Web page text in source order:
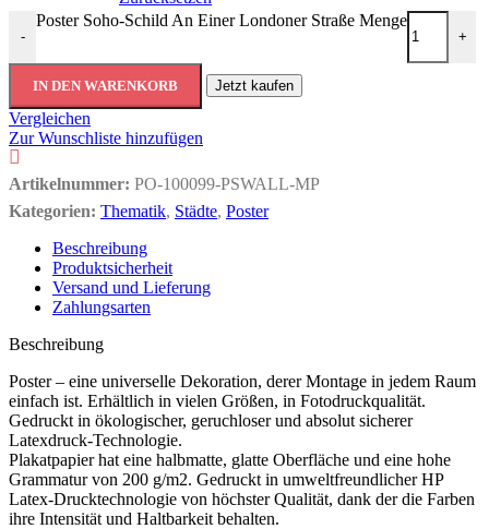
-
Poster Soho-Schild An Einer Londoner Straße Menge
+
IN DEN WARENKORB Jetzt kaufen
Vergleichen
Zur Wunschliste hinzufügen
Artikelnummer: PO-100099-PSWALL-MP
Kategorien: Thematik, Städte, Poster
Beschreibung
Produktsicherheit
Versand und Lieferung
Zahlungsarten
Beschreibung
Poster – eine universelle Dekoration, derer Montage in jedem Raum
einfach ist. Erhältlich in vielen Größen, in Fotodruckqualität.
Gedruckt in ökologischer, geruchloser und absolut sicherer
Latexdruck-Technologie.
Plakatpapier hat eine halbmatte, glatte Oberfläche und eine hohe
Grammatur von 200 g/m2. Gedruckt in umweltfreundlicher HP
Latex-Drucktechnologie von höchster Qualität, dank der die Farben
ihre Intensität und Haltbarkeit behalten.